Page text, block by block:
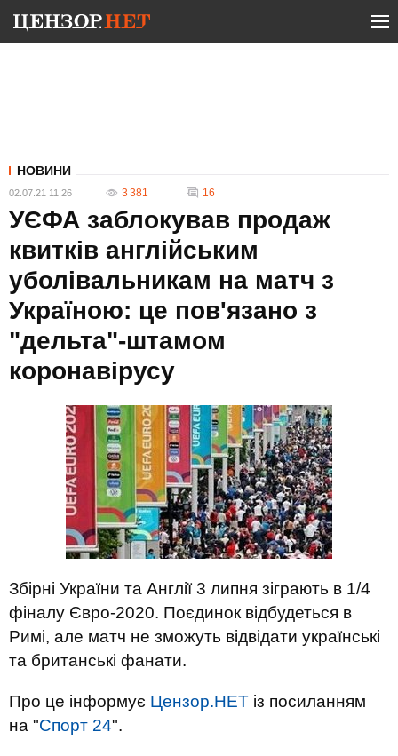
НОВИНИ
02.07.21 11:26 3 381 16
УЄФА заблокував продаж
квитків англійським
уболівальникам на матч з
Україною: це пов'язано з
"дельта"-штамом
коронавірусу
Збірні України та Англії 3 липня зіграють в 1/4
фіналу Євро-2020. Поєдинок відбудеться в
Римі, але матч не зможуть відвідати українські
та британські фанати.
Про це інформує Цензор.НЕТ із посиланням
на "Спорт 24".